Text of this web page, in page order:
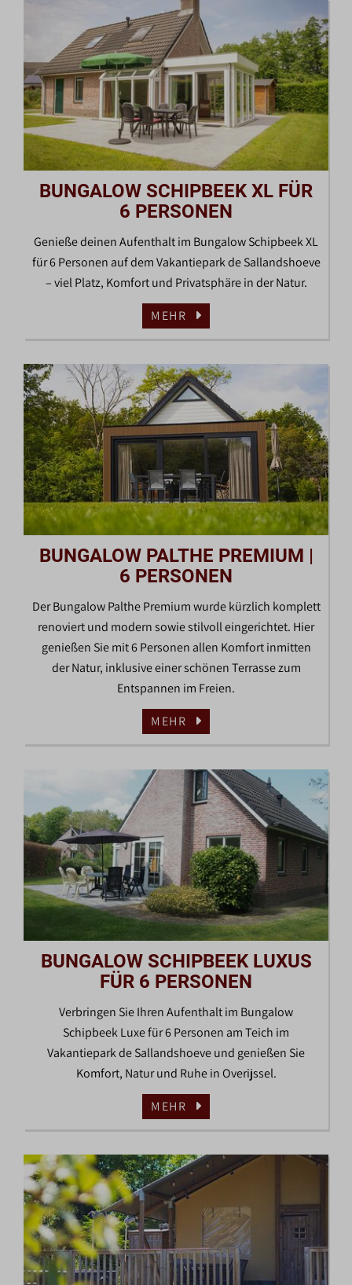
BUNGALOW SCHIPBEEK XL FÜR
6 PERSONEN
Genieße deinen Aufenthalt im Bungalow Schipbeek XL
für 6 Personen auf dem Vakantiepark de Sallandshoeve
– viel Platz, Komfort und Privatsphäre in der Natur.
MEHR
BUNGALOW PALTHE PREMIUM |
6 PERSONEN
Der Bungalow Palthe Premium wurde kürzlich komplett
renoviert und modern sowie stilvoll eingerichtet. Hier
genießen Sie mit 6 Personen allen Komfort inmitten
der Natur, inklusive einer schönen Terrasse zum
Entspannen im Freien.
MEHR
BUNGALOW SCHIPBEEK LUXUS
FÜR 6 PERSONEN
Verbringen Sie Ihren Aufenthalt im Bungalow
Schipbeek Luxe für 6 Personen am Teich im
Vakantiepark de Sallandshoeve und genießen Sie
Komfort, Natur und Ruhe in Overijssel.
MEHR